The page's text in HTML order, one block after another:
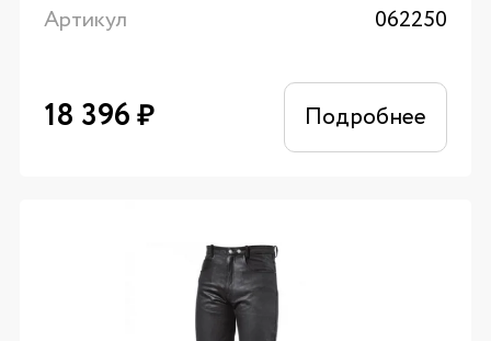
Артикул 062250
18 396₽ Подробнее